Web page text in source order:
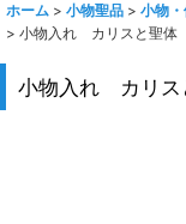
ホーム > 小物聖品 > 小物・
> 小物入れ カリスと聖体
小物入れ カリ